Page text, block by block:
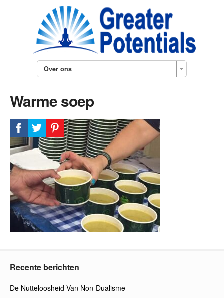
Over ons
Warme soep
Recente berichten
De Nutteloosheid Van Non-Dualisme